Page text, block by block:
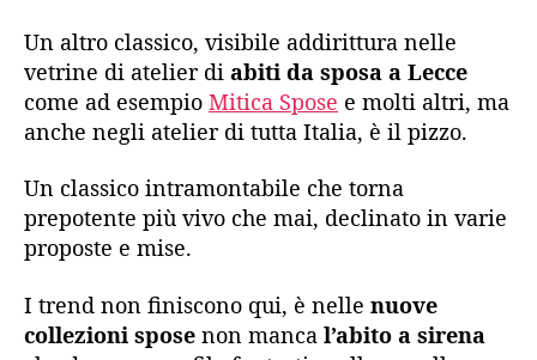
Un altro classico, visibile addirittura nelle
vetrine di atelier di abiti da sposa a Lecce
come ad esempio Mitica Spose e molti altri, ma
anche negli atelier di tutta Italia, è il pizzo.
Un classico intramontabile che torna
prepotente più vivo che mai, declinato in varie
proposte e mise.
I trend non finiscono qui, è nelle nuove
collezioni spose non manca l’abito a sirena